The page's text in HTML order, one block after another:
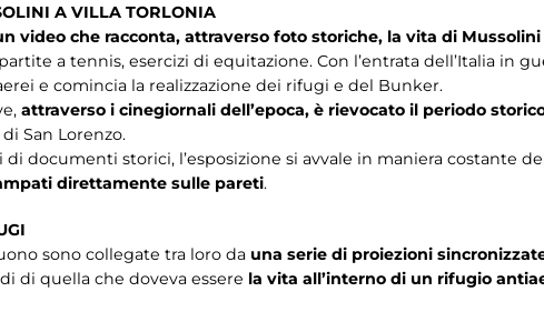
A VILLA TORLONIA
video che racconta, attraverso foto storiche, la vita di
a tennis, esercizi di equitazione. Con l’entrata dell’Italia in
e comincia la realizzazione dei rifugi e del Bunker.
attraverso i cinegiornali dell’epoca, è rievocato il periodo
San Lorenzo.
documenti storici, l’esposizione si avvale in maniera costante
direttamente sulle pareti.
sono collegate tra loro da una serie di proiezioni
di quella che doveva essere la vita all’interno di un rifugio